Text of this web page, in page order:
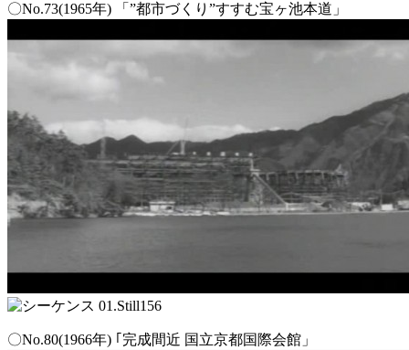
〇No.73(1965年) 「”都市づくり”すすむ宝ヶ池本道」
〇No.80(1966年) ｢完成間近 国立京都国際会館」